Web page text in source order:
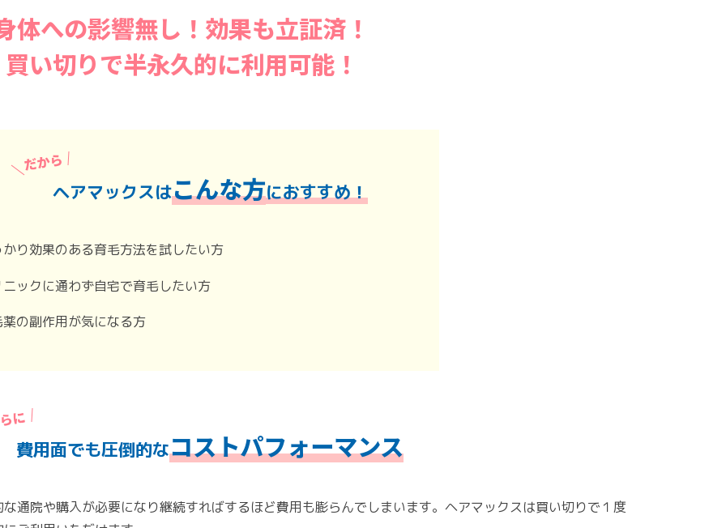
体への影響無し！効果も立証済！
買い切りで半永久的に利用可能！
ヘアマックスはこんな方におすすめ！
り効果のある育毛方法を試したい方
ックに通わず自宅で育毛したい方
の副作用が気になる方
費用面でも圧倒的なコストパフォーマンス
通院や購入が必要になり継続すればするほど費用も膨らんでしまいます。ヘアマックスは買い切りで１度